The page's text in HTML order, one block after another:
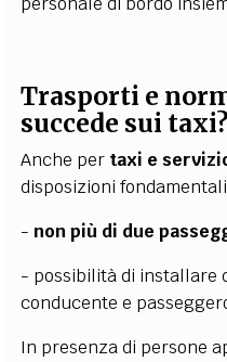
Trasporti e
succede sui taxi?
Anche per taxi e
disposizioni
- non più di due
- possibilità di installare
conducente e
In presenza di persone